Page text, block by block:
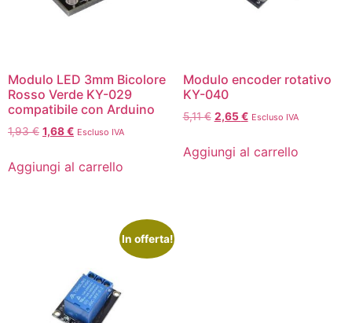
Modulo LED 3mm Bicolore
Rosso Verde KY-029
compatibile con Arduino
1,93€ 1,68€ Escluso IVA
Aggiungi al carrello
Modulo encoder rotativo
KY-040
5,11€ 2,65€ Escluso IVA
Aggiungi al carrello
In offerta!